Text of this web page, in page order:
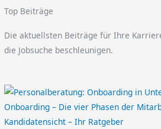
Top Beiträge
Die aktuellsten Beiträge für Ihre
die Jobsuche beschleunigen.
Onboarding – Die vier Phasen der
Kandidatensicht – Ihr Ratgeber